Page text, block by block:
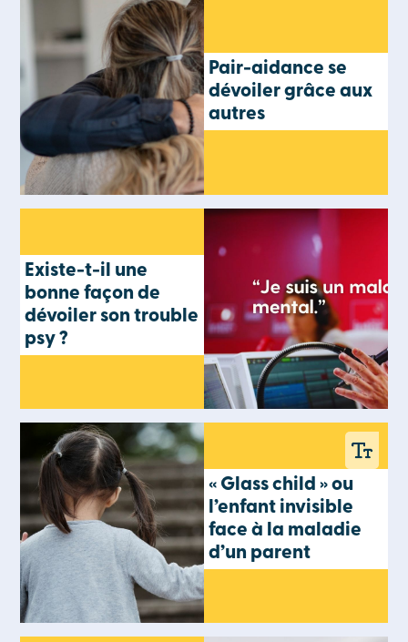
Pair-aidance se
dévoiler grâce aux
autres
Existe-t-il une
bonne façon de
dévoiler son trouble
psy ?
« Glass child » ou
l’enfant invisible
face à la maladie
d’un parent